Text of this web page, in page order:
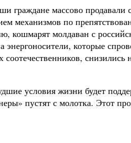
граждане массово продавали
механизмов по
кошмарят молдаван с
которые
снизились
условия жизни будет
пустят с молотка. Этот